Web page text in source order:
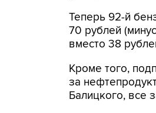
Теперь 92-й
70 рублей
вместо 38
Кроме того,
за
Балицкого, все